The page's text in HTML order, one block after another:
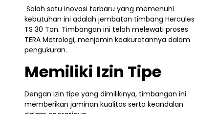
Salah satu inovasi terbaru yang memenuhi
kebutuhan ini adalah jembatan timbang Hercules
TS 30 Ton. Timbangan ini telah melewati proses
TERA Metrologi, menjamin keakuratannya dalam
pengukuran.
Memiliki Izin Tipe
Dengan izin tipe yang dimilikinya, timbangan ini
memberikan jaminan kualitas serta keandalan